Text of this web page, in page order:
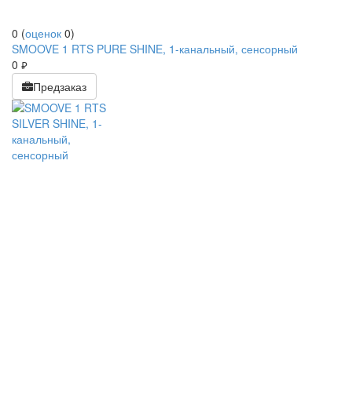
0 (оценок 0)
SMOOVE 1 RTS PURE SHINE, 1-канальный, сенсорный
0 руб.
Предзаказ